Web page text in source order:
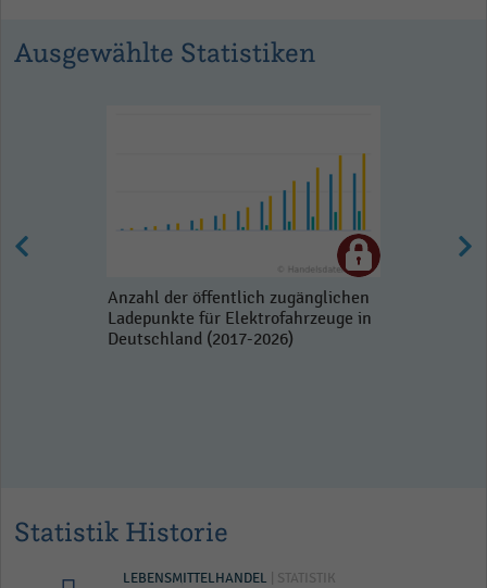
Ausgewählte Statistiken
Anzahl der öffentlich zugänglichen
Ladepunkte für Elektrofahrzeuge in
Deutschland (2017-2026)
Statistik Historie
LEBENSMITTELHANDEL | STATISTIK